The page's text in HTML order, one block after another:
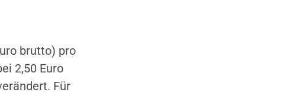
brutto) pro
2,50 Euro
Für